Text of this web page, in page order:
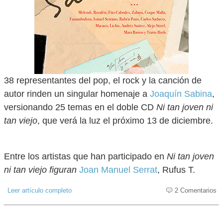
38 representantes del pop, el rock y la canción de
autor rinden un singular homenaje a Joaquín Sabina,
versionando 25 temas en el doble CD Ni tan joven ni
tan viejo, que verá la luz el próximo 13 de diciembre.
Entre los artistas que han participado en Ni tan joven
ni tan viejo figuran Joan Manuel Serrat, Rufus T.
Leer artículo completo 2 Comentarios